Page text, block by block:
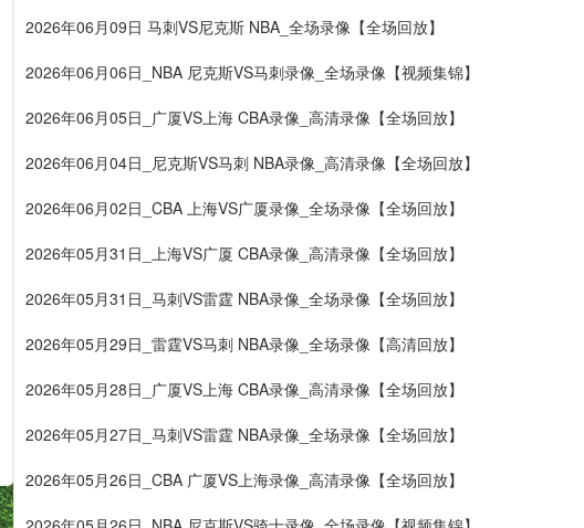
2026年06月09日 马刺VS尼克斯 NBA_全场录像【全场回放】
2026年06月06日_NBA 尼克斯VS马刺录像_全场录像【视频集锦】
2026年06月05日_广厦VS上海 CBA录像_高清录像【全场回放】
2026年06月04日_尼克斯VS马刺 NBA录像_高清录像【全场回放】
2026年06月02日_CBA 上海VS广厦录像_全场录像【全场回放】
2026年05月31日_上海VS广厦 CBA录像_高清录像【全场回放】
2026年05月31日_马刺VS雷霆 NBA录像_全场录像【全场回放】
2026年05月29日_雷霆VS马刺 NBA录像_全场录像【高清回放】
2026年05月28日_广厦VS上海 CBA录像_高清录像【全场回放】
2026年05月27日_马刺VS雷霆 NBA录像_全场录像【全场回放】
2026年05月26日_CBA 广厦VS上海录像_高清录像【全场回放】